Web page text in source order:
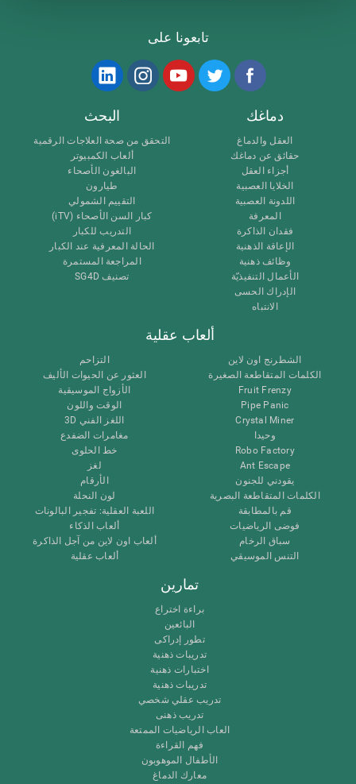
تابعونا على
دماغك
العقل والدماغ
حقائق عن دماغك
أجزاء العقل
الخلايا العصبية
اللدونة العصبية
المعرفة
فقدان الذاكرة
الإعاقة الذهنية
وظائف ذهنية
الأعمال التنفيذيّة
الإدراك الحسى
الانتباه
البحث
التحقق من صحة العلاجات الرقمية
ألعاب الكمبيوتر
البالغون الأصحاء
طيارون
التقييم الشمولي
كبار السن الأصحاء (iTV)
التدريب للكبار
الحالة المعرفية عند الكبار
المراجعة المستمرة
تصنيف SG4D
ألعاب عقلية
الشطرنج اون لاين
الكلمات المتقاطعة الصغيرة
Fruit Frenzy
Pipe Panic
Crystal Miner
وحيدا
Robo Factory
Ant Escape
يقودني للجنون
الكلمات المتقاطعة البصرية
قم بالمطابقة
فوضى الرياضيات
سباق الرخام
التنس الموسيقي
التزاحم
العثور عن الحيوات الأليف
الأزواج الموسيقية
الوقت واللون
اللغز الفني 3D
مغامرات الضفدع
خط الحلوى
لغز
الأرقام
لون النحلة
اللعبة العقلية: تفجير البالونات
ألعاب الذكاء
ألعاب اون لاين من آجل الذاكرة
ألعاب عقلية
تمارين
براءة اختراع
البائعين
تطور إدراكى
تدريبات ذهنية
اختبارات ذهنية
تدريبات ذهنية
تدريب عقلي شخصي
تدريب ذهنى
العاب الرياضيات الممتعة
فهم القراءة
الأطفال الموهوبون
معارك الدماغ